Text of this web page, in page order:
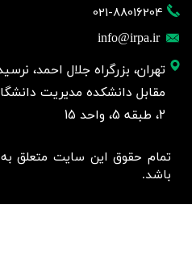
021-88016204
info@irpa.ir
تهران، بزرگراه جلال احمد،
مقابل دانشکده مدیریت
2، طبقه 5، واحد 15
تمام حقوق این سایت متعلق به
باشد.